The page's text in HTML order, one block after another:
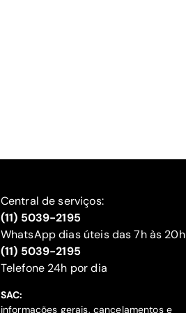
Central de serviços:
(11) 5039-2195
WhatsApp dias úteis das 7h às 20h
(11) 5039-2195
‍Telefone 24h por dia
SAC:
informações gerais, cancelamentos e